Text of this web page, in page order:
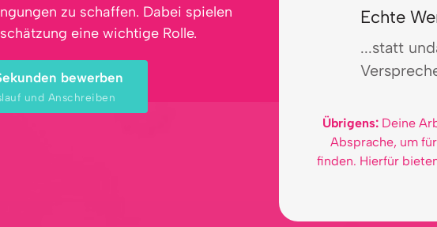
zu schaffen. Dabei spielen
eine wichtige Rolle.
bewerben
und Anschreiben
Echte
...statt
Übrigens: Deine
Absprache, um für
finden. Hierfür